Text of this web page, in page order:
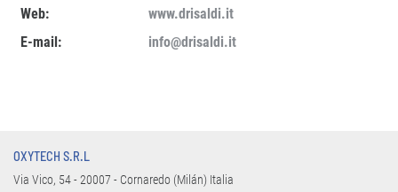
Web:
www.drisaldi.it
E-mail:
info@drisaldi.it
OXYTECH S.R.L
Via Vico, 54 - 20007 - Cornaredo (Milán) Italia